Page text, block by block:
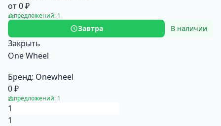
от 0 ₽
предложений: 1
Завтра В наличии
Закрыть
One Wheel
Бренд: Onewheel
0 ₽
предложений: 1
1